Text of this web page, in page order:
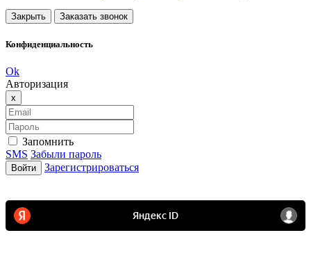
Закрыть Заказать звонок
Конфиденциальность
Ok
Авторизация
x
Запомнить
SMS Забыли пароль
Войти Зарегистрироваться